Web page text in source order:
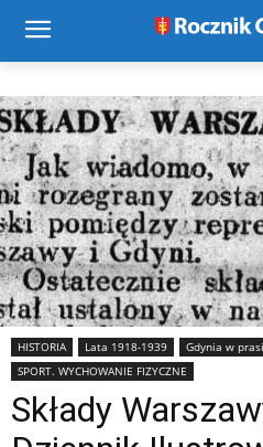
HISTORIA Lata 1918-1939
Gdynia w
SPORT. WYCHOWANIE FIZYCZNE
Składy